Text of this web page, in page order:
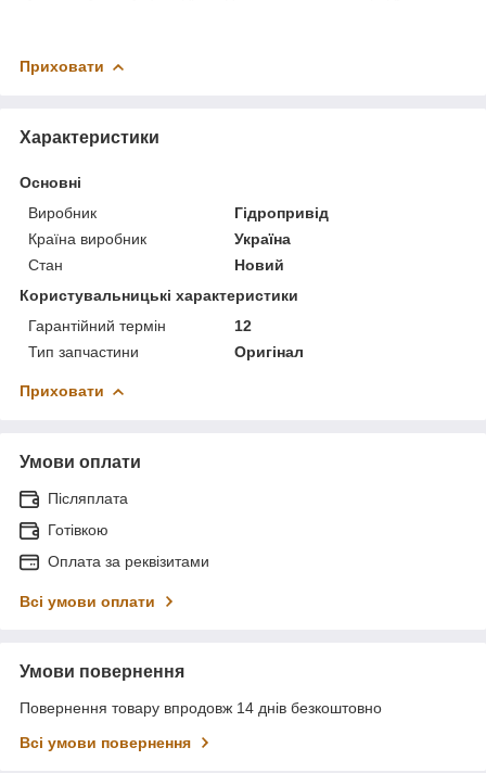
Приховати
Характеристики
Основні
Виробник
Гідропривід
Країна виробник
Україна
Стан
Новий
Користувальницькі характеристики
Гарантійний термін
12
Тип запчастини
Оригінал
Приховати
Умови оплати
Післяплата
Готівкою
Оплата за реквізитами
Всі умови оплати
Умови повернення
Повернення товару впродовж 14 днів безкоштовно
Всі умови повернення